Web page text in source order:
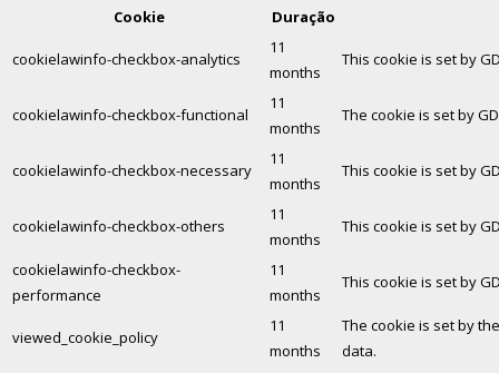
Cookie
Duração
cookielawinfo-checkbox-analytics
11
months
This cookie is set by
cookielawinfo-checkbox-functional
11
months
The cookie is set by
cookielawinfo-checkbox-necessary
11
months
This cookie is set by
cookielawinfo-checkbox-others
11
months
This cookie is set by
cookielawinfo-checkbox-
performance
11
months
This cookie is set by
viewed_cookie_policy
11
months
The cookie is set by
data.